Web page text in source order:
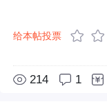
给本帖投票
214 1